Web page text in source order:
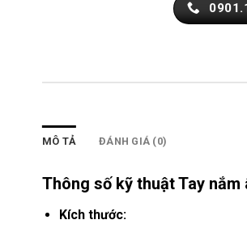
MÔ TẢ ĐÁNH GIÁ (0)
Thông số kỹ thuật Tay
Kích thước: